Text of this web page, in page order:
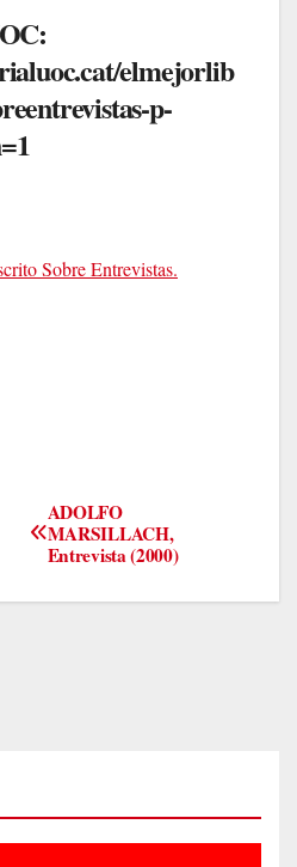
elmejorlib
p-
Sobre Entrevistas.
ADOLFO
MARSILLACH,
Entrevista (2000)